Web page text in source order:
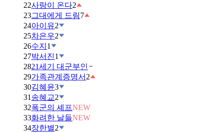
22사랑이 온다2
23그대에게 드림7
24아이유2
25차은우2
26수지 1
27박서진1
2821세기 대군부인
29가족관계증명서 2
30김혜윤3
31 송혜교2
32폭군의 셰프NEW
33화려한 날들NEW
34장한별2